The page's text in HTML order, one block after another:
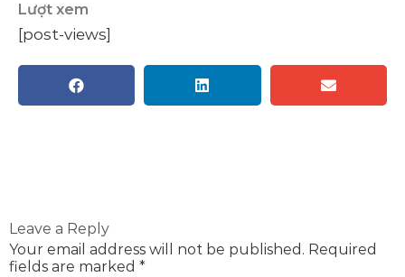
Lượt xem
[post-views]
Leave a Reply
Your email address will not be published. Required
fields are marked *